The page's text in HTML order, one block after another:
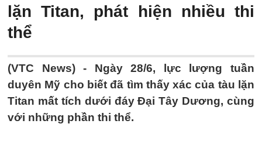
lặn Titan, phát hiện nhiều thi
thể
(VTC News) - Ngày 28/6, lực lượng tuần
duyên Mỹ cho biết đã tìm thấy xác của tàu lặn
Titan mất tích dưới đáy Đại Tây Dương, cùng
với những phần thi thể.